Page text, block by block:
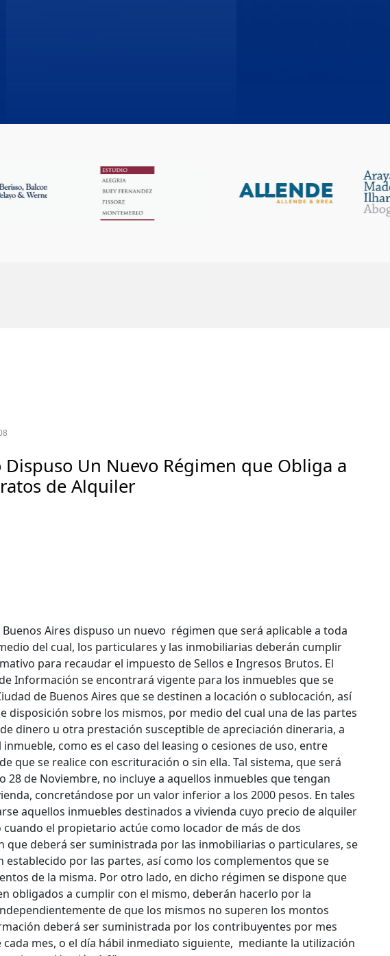
Un Nuevo Régimen que Obliga a
de Alquiler
Aires dispuso un nuevo régimen que será aplicable a toda
del cual, los particulares y las inmobiliarias deberán cumplir
para recaudar el impuesto de Sellos e Ingresos Brutos. El
Información se encontrará vigente para los inmuebles que se
de Buenos Aires que se destinen a locación o sublocación, así
disposición sobre los mismos, por medio del cual una de las partes
dinero u otra prestación susceptible de apreciación dineraria, a
como es el caso del leasing o cesiones de uso, entre
que se realice con escrituración o sin ella. Tal sistema, que será
28 de Noviembre, no incluye a aquellos inmuebles que tengan
concretándose por un valor inferior a los 2000 pesos. En tales
aquellos inmuebles destinados a vivienda cuyo precio de alquiler
cuando el propietario actúe como locador de más de dos
que deberá ser suministrada por las inmobiliarias o particulares, se
establecido por las partes, así como los complementos que se
de la misma. Por otro lado, en dicho régimen se dispone que
obligados a cumplir con el mismo, deberán hacerlo por la
de que los mismos no superen los montos
deberá ser suministrada por los contribuyentes por mes
cada mes, o el día hábil inmediato siguiente, mediante la utilización